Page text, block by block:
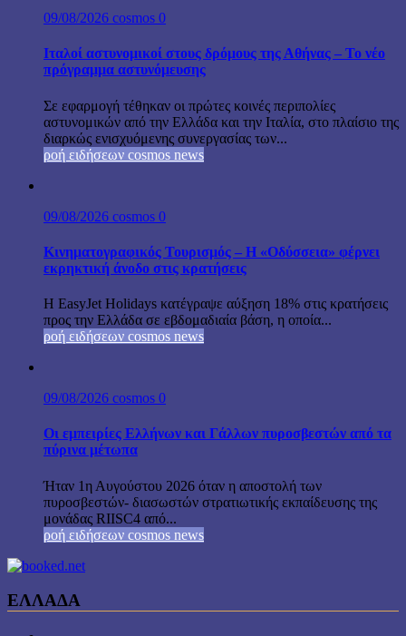
09/08/2026 cosmos 0
Ιταλοί αστυνομικοί στους δρόμους της Αθήνας – Το νέο
πρόγραμμα αστυνόμευσης
Σε εφαρμογή τέθηκαν οι πρώτες κοινές περιπολίες
αστυνομικών από την Ελλάδα και την Ιταλία, στο πλαίσιο της
διαρκώς ενισχυόμενης συνεργασίας των...
ροή ειδήσεων cosmos news
09/08/2026 cosmos 0
Κινηματογραφικός Τουρισμός – Η «Οδύσσεια» φέρνει
εκρηκτική άνοδο στις κρατήσεις
Η EasyJet Holidays κατέγραψε αύξηση 18% στις κρατήσεις
προς την Ελλάδα σε εβδομαδιαία βάση, η οποία...
ροή ειδήσεων cosmos news
09/08/2026 cosmos 0
Οι εμπειρίες Ελλήνων και Γάλλων πυροσβεστών από τα
πύρινα μέτωπα
Ήταν 1η Αυγούστου 2026 όταν η αποστολή των
πυροσβεστών- διασωστών στρατιωτικής εκπαίδευσης της
μονάδας RIISC4 από...
ροή ειδήσεων cosmos news
ΕΛΛΑΔΑ